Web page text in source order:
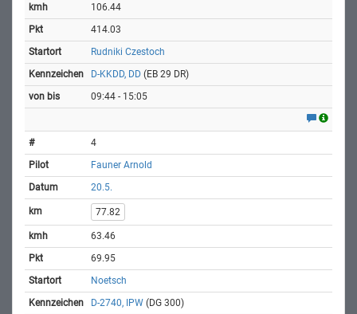
106.44
414.03
Rudniki Czestoch
D-KKDD, DD (EB 29 DR)
09:44 - 15:05
4
Fauner Arnold
20.5.
77.82
63.46
69.95
Noetsch
D-2740, IPW (DG 300)